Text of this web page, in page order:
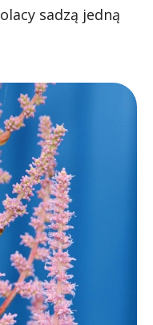
sadzą jedną